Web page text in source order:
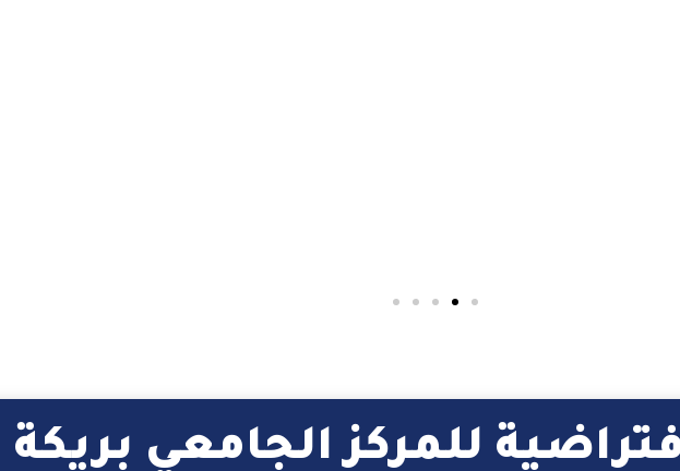
للمركز الجامعي بريكة